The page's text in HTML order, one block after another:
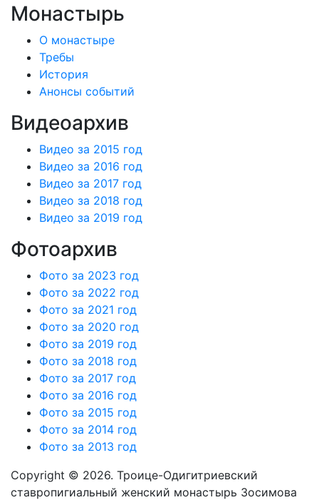
Монастырь
О монастыре
Требы
История
Анонсы событий
Видеоархив
Видео за 2015 год
Видео за 2016 год
Видео за 2017 год
Видео за 2018 год
Видео за 2019 год
Фотоархив
Фото за 2023 год
Фото за 2022 год
Фото за 2021 год
Фото за 2020 год
Фото за 2019 год
Фото за 2018 год
Фото за 2017 год
Фото за 2016 год
Фото за 2015 год
Фото за 2014 год
Фото за 2013 год
Copyright © 2026. Троице-Одигитриевский
ставропигиальный женский монастырь Зосимова